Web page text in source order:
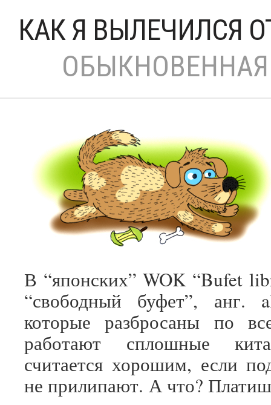
КАК Я ВЫЛЕЧИЛСЯ
В “японских” WOK “Bufet
“свободный буфет”, анг.
которые разбросаны по
работают сплошные
считается хорошим, если
не прилипают. А что?